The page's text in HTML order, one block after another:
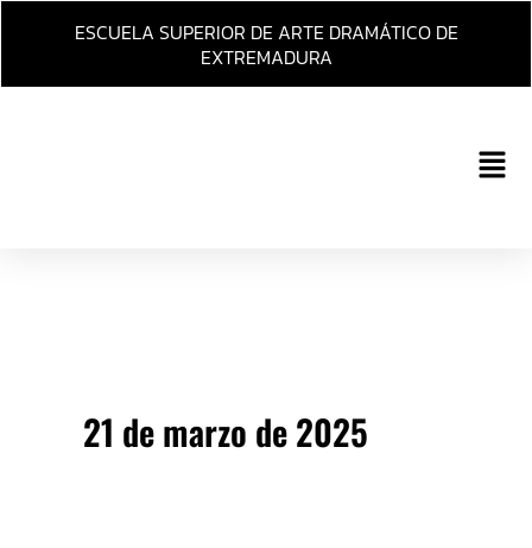
Ir
ESCUELA SUPERIOR DE ARTE DRAMÁTICO DE
EXTREMADURA
Main
21 de marzo de 2025